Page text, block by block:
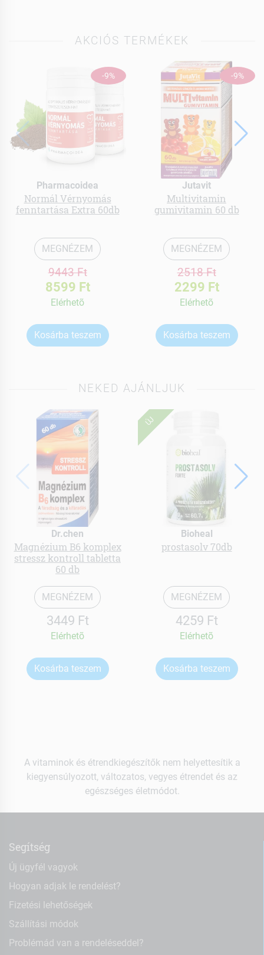
AKCIÓS TERMÉKEK
-9%
Pharmacoidea
Normál Vérnyomás
fenntartása Extra 60db
MEGNÉZEM
9443 Ft
8599 Ft
Elérhetõ
Kosárba teszem
-9%
Jutavit
Multivitamin
gumivitamin 60 db
MEGNÉZEM
2518 Ft
2299 Ft
Elérhetõ
Kosárba teszem
NEKED AJÁNLJUK
Dr.chen
Magnézium B6 komplex
stressz kontroll tabletta
60 db
MEGNÉZEM
3449 Ft
Elérhetõ
Kosárba teszem
ÚJ
Bioheal
prostasolv 70db
MEGNÉZEM
4259 Ft
Elérhetõ
Kosárba teszem
A vitaminok és étrendkiegészítők nem helyettesítik a
kiegyensúlyozott, változatos, vegyes étrendet és az
egészséges életmódot.
Segítség
Új ügyfél vagyok
Hogyan adjak le rendelést?
Fizetési lehetőségek
Szállítási módok
Problémád van a rendeléseddel?